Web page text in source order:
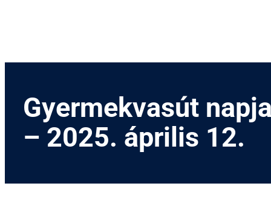
Gyermekvasút
– 2025. április 12.